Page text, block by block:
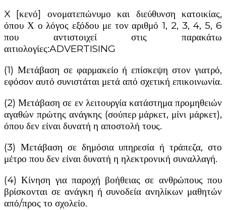
X [κενό] ονοματεπώνυμο και διεύθυνση κατοικίας,
όπου Χ ο λόγος εξόδου με τον αριθμό 1, 2, 3, 4, 5, 6
που αντιστοιχεί στις παρακάτω
αιτιολογίες:ADVERTISING
(1) Μετάβαση σε φαρμακείο ή επίσκεψη στον γιατρό,
εφόσον αυτό συνιστάται μετά από σχετική επικοινωνία.
(2) Μετάβαση σε εν λειτουργία κατάστημα προμηθειών
αγαθών πρώτης ανάγκης (σούπερ μάρκετ, μίνι μάρκετ),
όπου δεν είναι δυνατή η αποστολή τους.
(3) Μετάβαση σε δημόσια υπηρεσία ή τράπεζα, στο
μέτρο που δεν είναι δυνατή η ηλεκτρονική συναλλαγή.
(4) Κίνηση για παροχή βοήθειας σε ανθρώπους που
βρίσκονται σε ανάγκη ή συνοδεία ανηλίκων μαθητών
από/προς το σχολείο.